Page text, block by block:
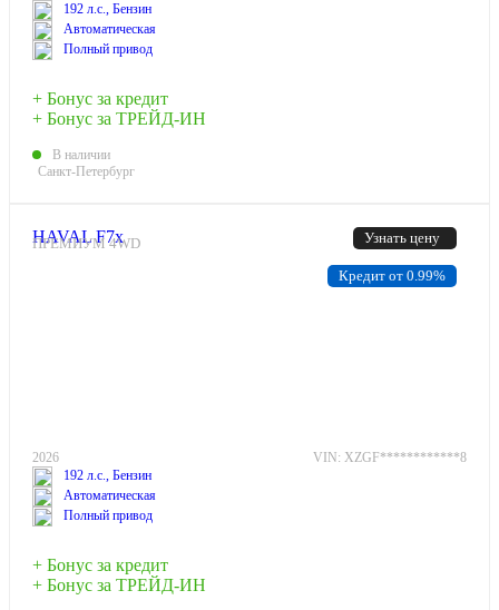
192 л.с., Бензин
Автоматическая
Полный привод
+ Бонус за кредит
+ Бонус за ТРЕЙД-ИН
В наличии
Санкт-Петербург
Узнать цену
HAVAL F7x
ПРЕМИУМ 4WD
2026
VIN: XZGF************8
192 л.с., Бензин
Автоматическая
Полный привод
+ Бонус за кредит
+ Бонус за ТРЕЙД-ИН
Кредит от 0.99%